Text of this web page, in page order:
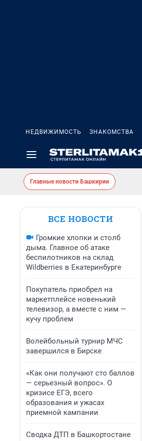
НЕДВИЖИМОСТЬ ЗНАКОМСТВА
Главные новости Башкирии
ВСЕ НОВОСТИ
Громкие хлопки и столб
дыма. Главное об атаке
беспилотников на склад
Wildberries в Екатеринбурге
Покупатель приобрел на
маркетплейсе новенький
телевизор, а вместе с ним —
кучу проблем
Волейбольный турнир МЧС
завершился в Бирске
«Как они получают сто баллов
— серьезный вопрос». О
кризисе ЕГЭ, всего
образования и ужасах
приемной кампании
Сводка ДТП в Башкортостане